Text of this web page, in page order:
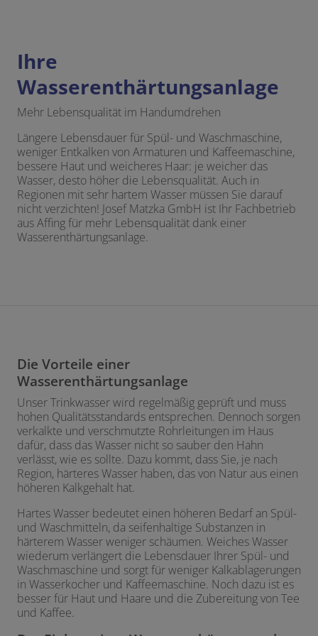
Ihre
Wasserenthärtungsanlage
Mehr Lebensqualität im Handumdrehen
Längere Lebensdauer für Spül- und Waschmaschine,
weniger Entkalken von Armaturen und Kaffeemaschine,
bessere Haut und weicheres Haar: je weicher das
Wasser, desto höher die Lebensqualität. Auch in
Regionen mit sehr hartem Wasser müssen Sie darauf
nicht verzichten! Josef Matzka GmbH ist Ihr Fachbetrieb
aus Affing für mehr Lebensqualität dank einer
Wasserenthärtungsanlage.
Die Vorteile einer
Wasserenthärtungsanlage
Unser Trinkwasser wird regelmäßig geprüft und muss
hohen Qualitätsstandards entsprechen. Dennoch sorgen
verkalkte und verschmutzte Rohrleitungen im Haus
dafür, dass das Wasser nicht so sauber den Hahn
verlässt, wie es sollte. Dazu kommt, dass Sie, je nach
Region, härteres Wasser haben, das von Natur aus einen
höheren Kalkgehalt hat.
Hartes Wasser bedeutet einen höheren Bedarf an Spül-
und Waschmitteln, da seifenhaltige Substanzen in
härterem Wasser weniger schäumen. Weiches Wasser
wiederum verlängert die Lebensdauer Ihrer Spül- und
Waschmaschine und sorgt für weniger Kalkablagerungen
in Wasserkocher und Kaffeemaschine. Noch dazu ist es
besser für Haut und Haare und die Zubereitung von Tee
und Kaffee.